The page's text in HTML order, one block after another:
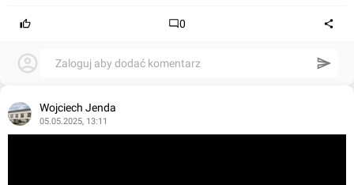
0
Zaloguj aby dodać komentarz
Wojciech Jenda
05.05.2025, 13:11